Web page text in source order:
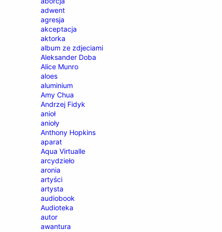
adwent
agresja
akceptacja
aktorka
album ze zdjeciami
Aleksander Doba
Alice Munro
aloes
aluminium
Amy Chua
Andrzej Fidyk
anioł
anioły
Anthony Hopkins
aparat
Aqua Virtualle
arcydzieło
aronia
artyści
artysta
audiobook
Audioteka
autor
awantura